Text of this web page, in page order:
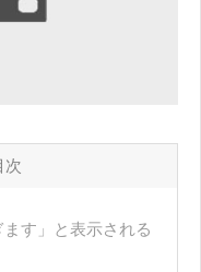
次
す」と表示される